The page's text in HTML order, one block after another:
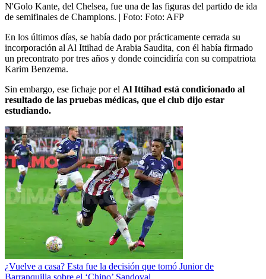
N'Golo Kante, del Chelsea, fue una de las figuras del partido de ida
de semifinales de Champions. | Foto: Foto: AFP
En los últimos días, se había dado por prácticamente cerrada su
incorporación al Al Ittihad de Arabia Saudita, con él había firmado
un precontrato por tres años y donde coincidiría con su compatriota
Karim Benzema.
Sin embargo, ese fichaje por el Al Ittihad está condicionado al
resultado de las pruebas médicas, que el club dijo estar
estudiando.
¿Vuelve a casa? Esta fue la decisión que tomó Junior de
Barranquilla sobre el ‘Chino’ Sandoval